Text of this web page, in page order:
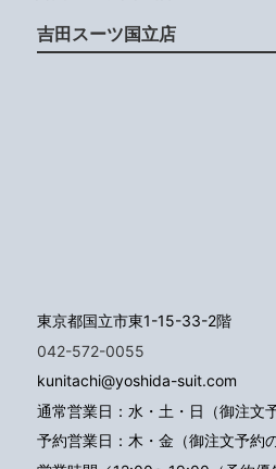
吉田スーツ国立店
東京都国立市東1-15-33-2階
042-572-0055
kunitachi@yoshida-suit.com
通常営業日：水・土・日（御注文
予約営業日：木・金（御注文予約の